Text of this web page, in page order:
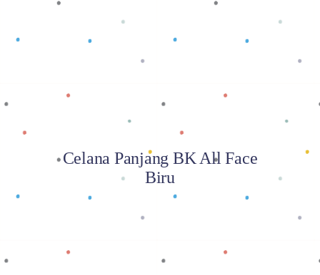
Baca selengkapnya
Celana Panjang BK All Face
Biru